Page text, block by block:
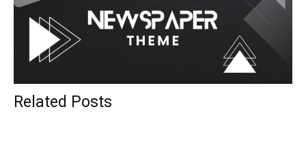
Related Posts